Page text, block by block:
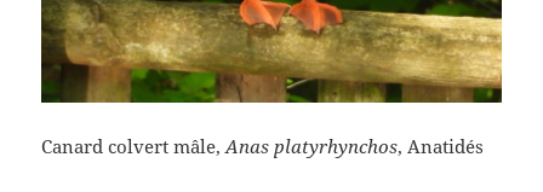
Canard colvert mâle,Anas platyrhynchos, Anatidés